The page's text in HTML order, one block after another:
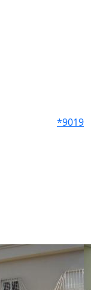
*9019